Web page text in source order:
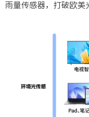
雨量传感器，打破欧美